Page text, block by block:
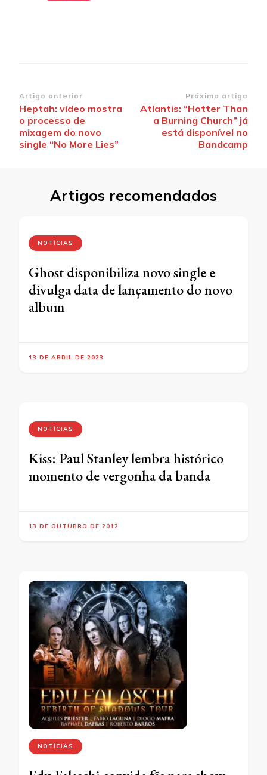
Navegação
de
post
Artigo anterior
Heptah: vídeo mostra
o processo de
mixagem do novo
single “No More Lies”
Próximo artigo
Atlantis: “Hotter Than
a Burning Church” já
está disponível no
Bandcamp
Artigos recomendados
NOTÍCIAS
Ghost disponibiliza novo single e
divulga data de lançamento do novo
album
13 DE ABRIL DE 2023
NOTÍCIAS
Kiss: Paul Stanley lembra histórico
momento de vergonha da banda
13 DE OUTUBRO DE 2012
NOTÍCIAS